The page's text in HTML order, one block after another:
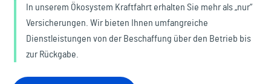
In unserem Ökosystem Kraftfahrt erhalten Sie mehr als „nur“
Versicherungen. Wir bieten Ihnen umfangreiche
Dienstleistungen von der Beschaffung über den Betrieb bis
zur Rückgabe.